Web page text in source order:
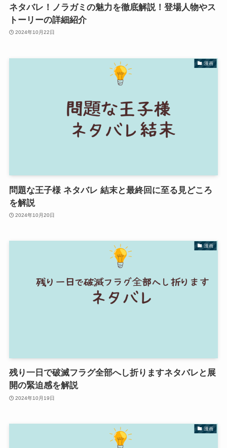
ネタバレ！ノラガミの魅力を徹底解説！登場人物やス
トーリーの詳細紹介
2024年10月22日
漫画
問題な王子様 ネタバレ 結末と最終回に至る見どころ
を解説
2024年10月20日
漫画
残り一日で破滅フラグ全部へし折りますネタバレと展
開の緊迫感を解説
2024年10月19日
漫画